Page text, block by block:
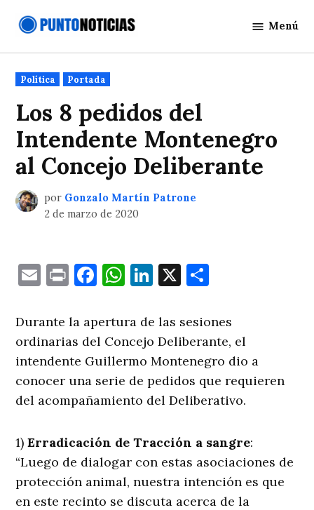
Noticias
Menú
Publicado
en
Política Portada
Los 8 pedidos del
Intendente Montenegro
al Concejo Deliberante
por Gonzalo Martín Patrone
2 de marzo de 2020
EmailPrintFacebook
WhatsApp
LinkedIn
X
Durante la apertura de las sesiones
ordinarias del Concejo Deliberante, el
intendente Guillermo Montenegro dio a
conocer una serie de pedidos que requieren
del acompañamiento del Deliberativo.
1)Erradicación de Tracción a sangre:
“Luego de dialogar con estas asociaciones de
protección animal, nuestra intención es que
en este recinto se discuta acerca de la